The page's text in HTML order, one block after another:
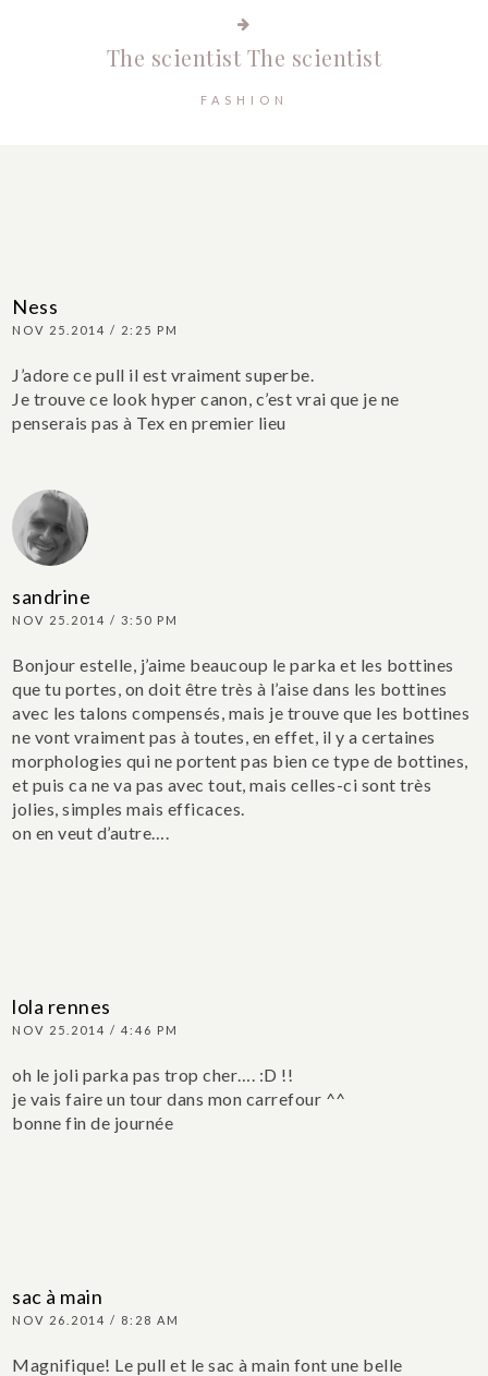
The scientistThe scientist
FASHION
Ness
NOV 25.2014 / 2:25 PM
J’adore ce pull il est vraiment superbe.
Je trouve ce look hyper canon, c’est vrai que je ne
penserais pas à Tex en premier lieu
sandrine
NOV 25.2014 / 3:50 PM
Bonjour estelle, j’aime beaucoup le parka et les bottines
que tu portes, on doit être très à l’aise dans les bottines
avec les talons compensés, mais je trouve que les bottines
ne vont vraiment pas à toutes, en effet, il y a certaines
morphologies qui ne portent pas bien ce type de bottines,
et puis ca ne va pas avec tout, mais celles-ci sont très
jolies, simples mais efficaces.
on en veut d’autre….
lola rennes
NOV 25.2014 / 4:46 PM
oh le joli parka pas trop cher…. :D !!
je vais faire un tour dans mon carrefour ^^
bonne fin de journée
sac à main
NOV 26.2014 / 8:28 AM
Magnifique! Le pull et le sac à main font une belle